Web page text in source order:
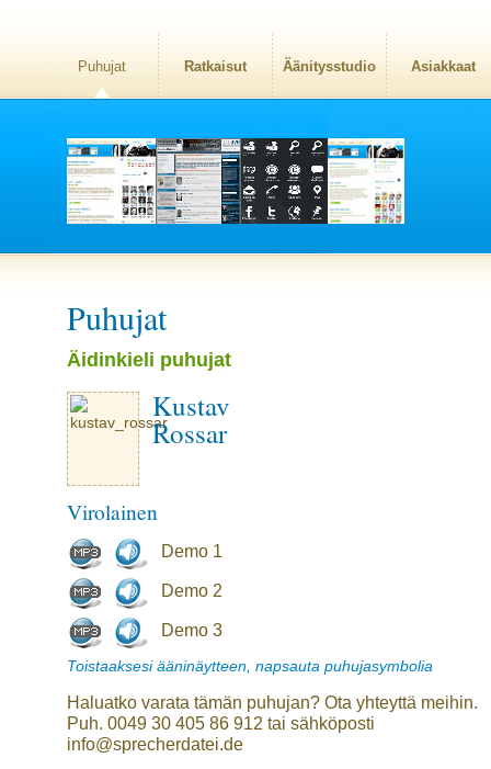
Puhujat Ratkaisut Äänitysstudio Asiakkaat
Puhujat
Äidinkieli puhujat
Kustav
Rossar
Virolainen
Demo 1
Demo 2
Demo 3
Toistaaksesi ääninäytteen, napsauta puhujasymbolia
Haluatko varata tämän puhujan? Ota yhteyttä meihin.
Puh. 0049 30 405 86 912 tai sähköposti
info@sprecherdatei.de